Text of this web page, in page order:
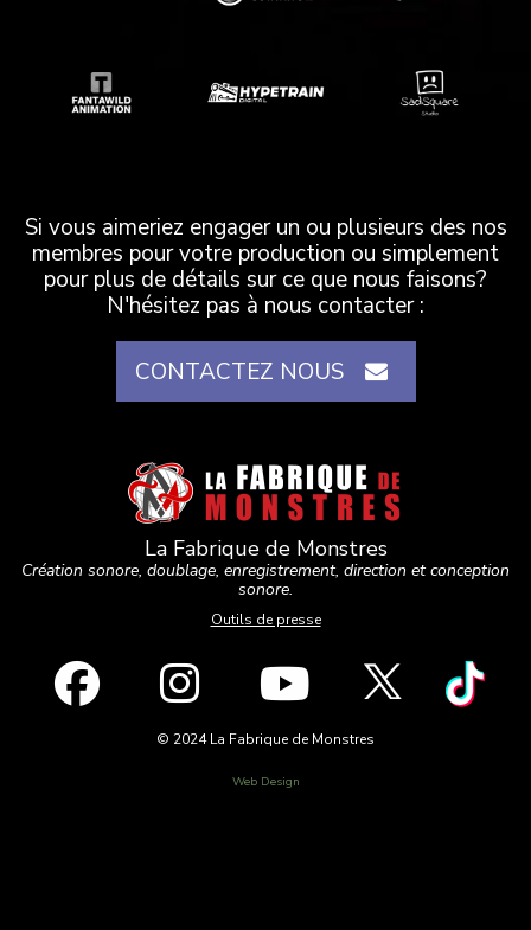
Si vous aimeriez engager un ou plusieurs des nos
membres pour votre production ou simplement
pour plus de détails sur ce que nous faisons?
N'hésitez pas à nous contacter :
CONTACTEZ NOUS
La Fabrique de Monstres
Création sonore, doublage, enregistrement, direction et conception
sonore.
Outils de presse
© 2024 La Fabrique de Monstres
Web Design